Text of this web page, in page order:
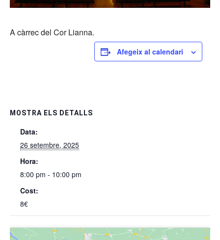
A càrrec del Cor Lianna.
Afegeix al calendari
MOSTRA ELS DETALLS
Data:
26 setembre, 2025
Hora:
8:00 pm - 10:00 pm
Cost:
8€